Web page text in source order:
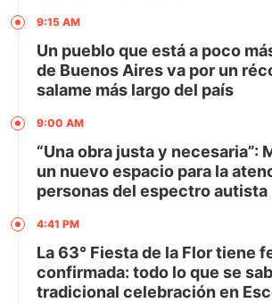
9:15 AM
Un pueblo que está a poco
de Buenos Aires va por un
salame más largo del país
9:00 AM
“Una obra justa y necesaria”:
un nuevo espacio para la
personas del espectro autista
4:41 PM
La 63° Fiesta de la Flor tiene
confirmada: todo lo que se
tradicional celebración en